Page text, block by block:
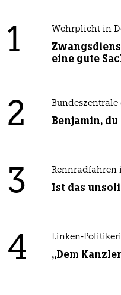
1 Wehrplicht in
eine gute
2 Benjamin,
3 Rennradfahren
Ist das
4 Linken-
„Dem